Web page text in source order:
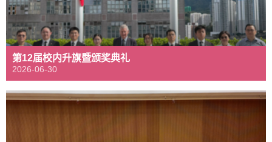
第12届校内升旗暨颁奖典礼
2026-06-30